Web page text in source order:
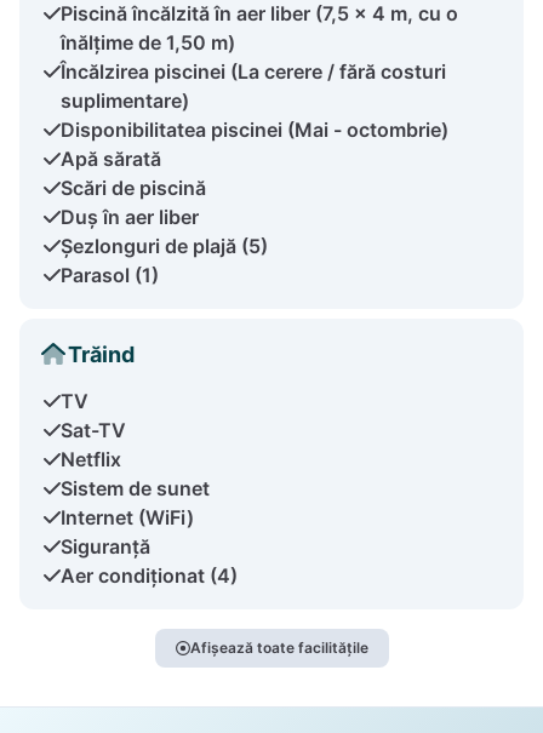
Piscină încălzită în aer liber (7,5 x 4 m, cu o
înălțime de 1,50 m)
Încălzirea piscinei (La cerere / fără costuri
suplimentare)
Disponibilitatea piscinei (Mai - octombrie)
Apă sărată
Scări de piscină
Duș în aer liber
Șezlonguri de plajă (5)
Parasol (1)
Trăind
TV
Sat-TV
Netflix
Sistem de sunet
Internet (WiFi)
Siguranță
Aer condiționat (4)
Afișează toate facilitățile